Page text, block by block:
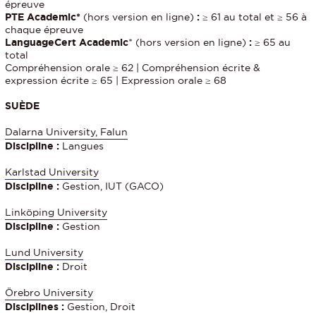
épreuve
PTE Academic* (hors version en ligne) : ≥ 61 au total et ≥ 56 à
chaque épreuve
LanguageCert Academic* (hors version en ligne) : ≥ 65 au
total
Compréhension orale ≥ 62 | Compréhension écrite &
expression écrite ≥ 65 | Expression orale ≥ 68
SUÈDE
Dalarna University, Falun
Discipline : Langues
Karlstad University
Discipline : Gestion, IUT (GACO)
Linköping University
Discipline : Gestion
Lund University
Discipline : Droit
Örebro University
Disciplines : Gestion, Droit